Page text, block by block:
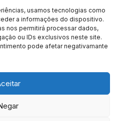
usamos tecnologias como
a informações do dispositivo.
nos permitirá processar dados,
ou IDs exclusivos neste site.
pode afetar negativamante